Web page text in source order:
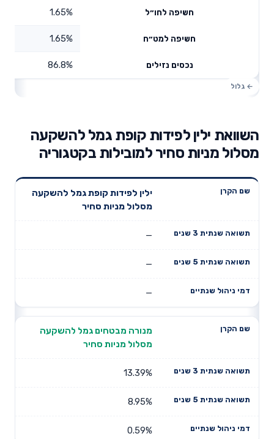
חשיפה לחו״ל 1.65%
חשיפה למט״ח 1.65%
נכסים נזילים 86.8%
השוואת ילין לפידות קופת גמל להשקעה
מסלול מניות סחיר למובילות בקטגוריה
שנתית 3
תשואה
שנתית 5
דמי ניהול
ילין לפידות קופת גמל להשקעה
מסלול מניות סחיר
—
—
—
מנורה מבטחים גמל להשקעה
מסלול מניות סחיר
13.39%
8.95%
0.59%